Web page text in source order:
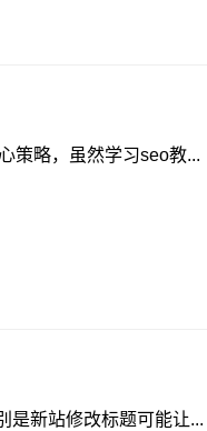
略，虽然学习seo教...
新站修改标题可能让...